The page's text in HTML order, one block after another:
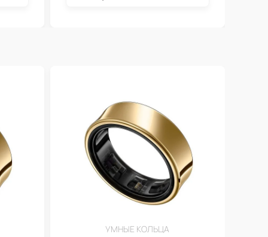
УМНЫЕ КОЛЬЦА